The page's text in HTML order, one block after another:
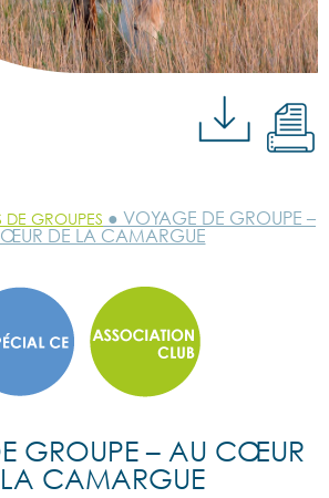
DE GROUPES ● VOYAGE DE GROUPE –
DE LA CAMARGUE
GROUPE – AU CŒUR
CAMARGUE